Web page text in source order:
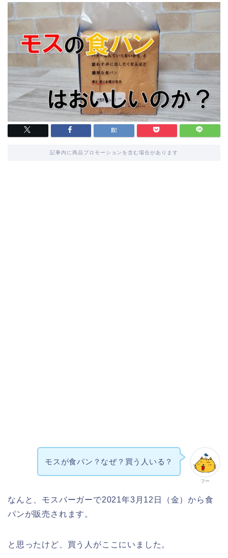
記事内に商品プロモーションを含む場合があります
フー
モスが食パン？なぜ？買う人いる？
なんと、モスバーガーで2021年3月12日（金）から食
パンが販売されます。
と思ったけど、買う人がここにいました。